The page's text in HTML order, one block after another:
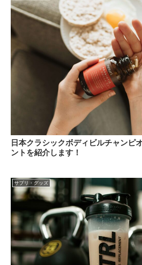
日本クラシックボディビルチャンピ
ントを紹介します！
サプリ・グッズ